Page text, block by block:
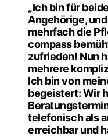
„Ich bin für
Angehörige,
mehrfach die
compass
zufrieden! Nun
mehrere
Ich bin von
begeistert: Wir
telefonisch als
erreichbar und